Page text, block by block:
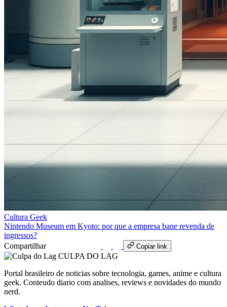
Cultura Geek
Nintendo Museum em Kyoto: por que a empresa bane revenda de
ingressos?
Compartilhar
Copiar link
CULPA DO LAG
Portal brasileiro de noticias sobre tecnologia, games, anime e cultura
geek. Conteudo diario com analises, reviews e novidades do mundo
nerd.